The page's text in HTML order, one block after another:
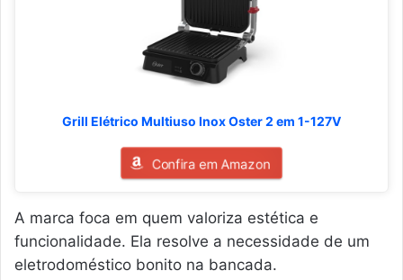
Grill Elétrico Multiuso Inox Oster 2 em 1-127V
Confira em Amazon
A marca foca em quem valoriza estética e
funcionalidade. Ela resolve a necessidade de um
eletrodoméstico bonito na bancada.